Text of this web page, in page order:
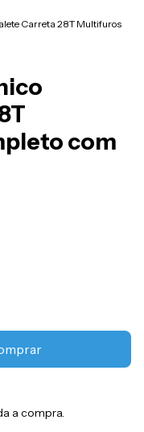
Carreta 28T Multifuros
com
a compra.